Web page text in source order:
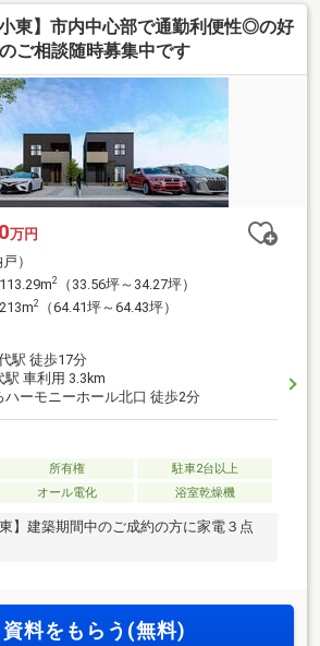
小東】市内中心部で通勤利便性◎の好
ご相談随時募集中です
万円
）
2
（33.56坪～34.27坪）
2
（64.41坪～64.43坪）
駅 徒歩17分
駅 車利用 3.3km
ーモニーホール北口 徒歩2分
所有権
駐車2台以上
オール電化 浴室乾燥機
】建築期間中のご成約の方に家電３点
資料をもらう(無料)